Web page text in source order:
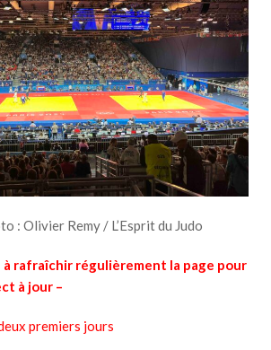
: Olivier Remy / L’Esprit du Judo
à rafraîchir régulièrement la page pour
à jour –
premiers jours